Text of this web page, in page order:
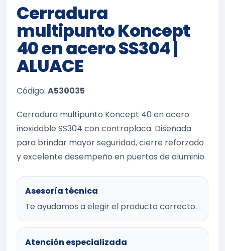
Cerradura
multipunto Koncept
40 en acero SS304 |
ALUACE
Código: A530035
Cerradura multipunto Koncept 40 en acero
inoxidable SS304 con contraplaca. Diseñada
para brindar mayor seguridad, cierre reforzado
y excelente desempeño en puertas de aluminio.
Asesoría técnica
Te ayudamos a elegir el producto correcto.
Atención especializada